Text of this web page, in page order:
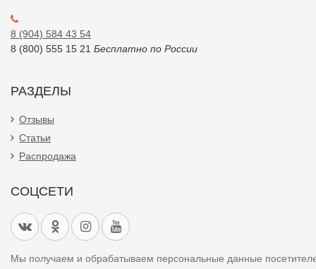
8 (904) 584 43 54
8 (800) 555 15 21 Бесплатно по России
РАЗДЕЛЫ
Отзывы
Статьи
Распродажа
СОЦСЕТИ
Мы получаем и обрабатываем персональные данные